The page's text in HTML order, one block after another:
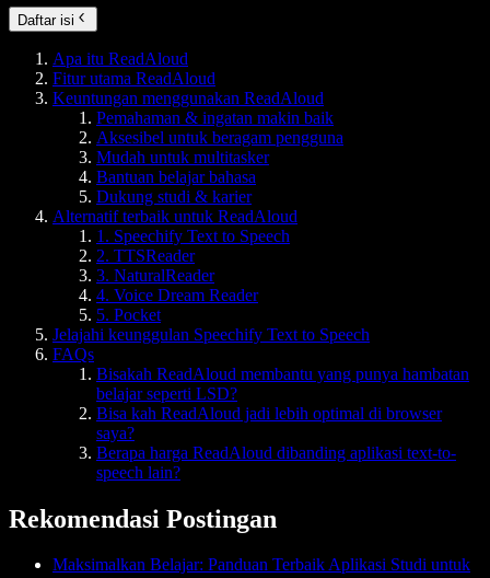
Daftar isi
Apa itu ReadAloud
Fitur utama ReadAloud
Keuntungan menggunakan ReadAloud
Pemahaman & ingatan makin baik
Aksesibel untuk beragam pengguna
Mudah untuk multitasker
Bantuan belajar bahasa
Dukung studi & karier
Alternatif terbaik untuk ReadAloud
1. Speechify Text to Speech
2. TTSReader
3. NaturalReader
4. Voice Dream Reader
5. Pocket
Jelajahi keunggulan Speechify Text to Speech
FAQs
Bisakah ReadAloud membantu yang punya hambatan
belajar seperti LSD?
Bisa kah ReadAloud jadi lebih optimal di browser
saya?
Berapa harga ReadAloud dibanding aplikasi text-to-
speech lain?
Rekomendasi Postingan
Maksimalkan Belajar: Panduan Terbaik Aplikasi Studi untuk